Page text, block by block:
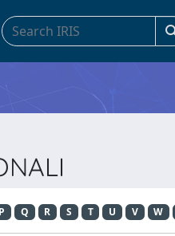
P Q R S T U V W